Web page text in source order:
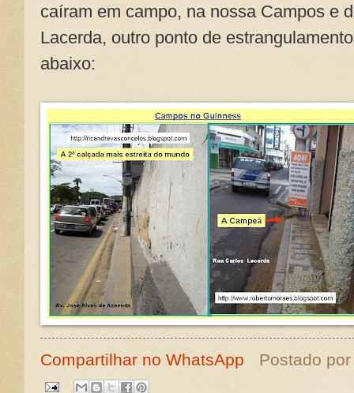
caíram em campo, na nossa Campos e
Lacerda, outro ponto de
abaixo:
Compartilhar no WhatsApp Postado